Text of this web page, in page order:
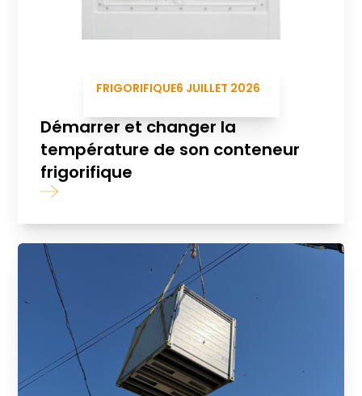
FRIGORIFIQUE6 JUILLET 2026
Démarrer et changer la
température de son conteneur
frigorifique